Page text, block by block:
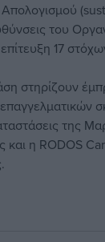
Απολογισμού
του
17
στηρίζουν
της
η RODOS